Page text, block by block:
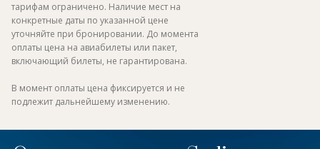
тарифам ограничено. Наличие мест на
конкретные даты по указанной цене
уточняйте при бронировании. До момента
оплаты цена на авиабилеты или пакет,
включающий билеты, не гарантирована.
В момент оплаты цена фиксируется и не
подлежит дальнейшему изменению.